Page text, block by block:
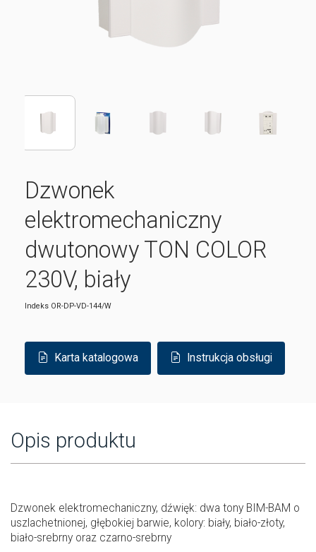
Dzwonek
elektromechaniczny
dwutonowy TON COLOR
230V, biały
Indeks OR-DP-VD-144/W
Karta katalogowa Instrukcja obsługi
Opis produktu
Dzwonek elektromechaniczny, dźwięk: dwa tony BIM-BAM o
uszlachetnionej, głębokiej barwie, kolory: biały, biało-złoty,
biało-srebrny oraz czarno-srebrny